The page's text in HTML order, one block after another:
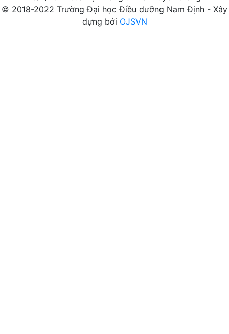
© 2018-2022 Trường Đại học Điều dưỡng Nam Định - Xây
dựng bởi OJSVN